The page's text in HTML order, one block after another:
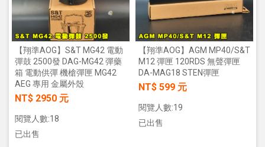
【翔準AOG】S&T MG42 電動
彈鼓 2500發 DAG-MG42 彈藥
箱 電動供彈 機槍彈匣 MG42
AEG 專用 金屬外殼
NT$ 2950 元
閱覽人數:18
已出售
【翔準AOG】AGM MP40/S&T
M12 彈匣 120RDS 無聲彈匣
DA-MAG18 STEN彈匣
NT$ 599 元
閱覽人數:19
已出售